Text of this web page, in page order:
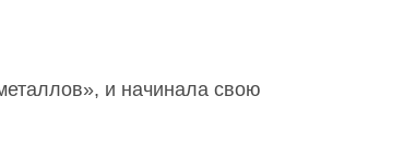
и начинала свою